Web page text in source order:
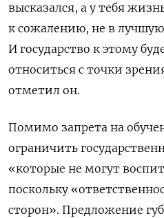
высказался, а у тебя
к сожалению, не в лучшую
И государство к этому
относиться с точки
отметил он.
Помимо запрета на
ограничить
«которые не могут
поскольку
сторон». Предложение